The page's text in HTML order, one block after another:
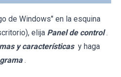
de Windows" en la esquina
elija Panel de control .
y características y haga
.